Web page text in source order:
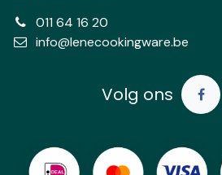
011 64 16 20
info@lenecookingware.be
Volg ons